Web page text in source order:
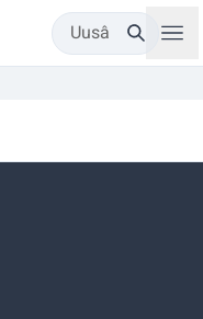
Uusâ